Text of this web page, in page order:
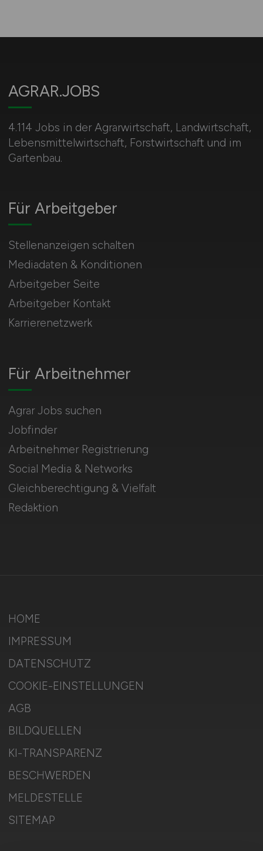
AGRAR.JOBS
4.114 Jobs in der Agrarwirtschaft, Landwirtschaft,
Lebensmittelwirtschaft, Forstwirtschaft und im
Gartenbau.
Für Arbeitnehmer
Agrar Jobs suchen
Jobfinder
Arbeitnehmer Registrierung
Social Media & Networks
Gleichberechtigung & Vielfalt
Redaktion
Für Arbeitgeber
Stellenanzeigen schalten
Mediadaten & Konditionen
Arbeitgeber Seite
Arbeitgeber Kontakt
Karrierenetzwerk
HOME
IMPRESSUM
DATENSCHUTZ
COOKIE-EINSTELLUNGEN
AGB
BILDQUELLEN
KI-TRANSPARENZ
BESCHWERDEN
MELDESTELLE
SITEMAP